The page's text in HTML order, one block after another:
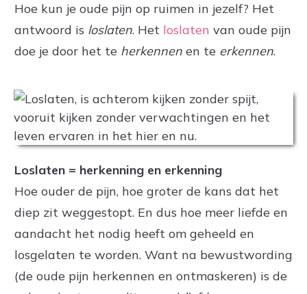
Hoe kun je oude pijn op ruimen in jezelf? Het
antwoord is loslaten. Het loslaten van oude pijn
doe je door het te herkennen en te erkennen.
Loslaten = herkenning en erkenning
Hoe ouder de pijn, hoe groter de kans dat het
diep zit weggestopt. En dus hoe meer liefde en
aandacht het nodig heeft om geheeld en
losgelaten te worden. Want na bewustwording
(de oude pijn herkennen en ontmaskeren) is de